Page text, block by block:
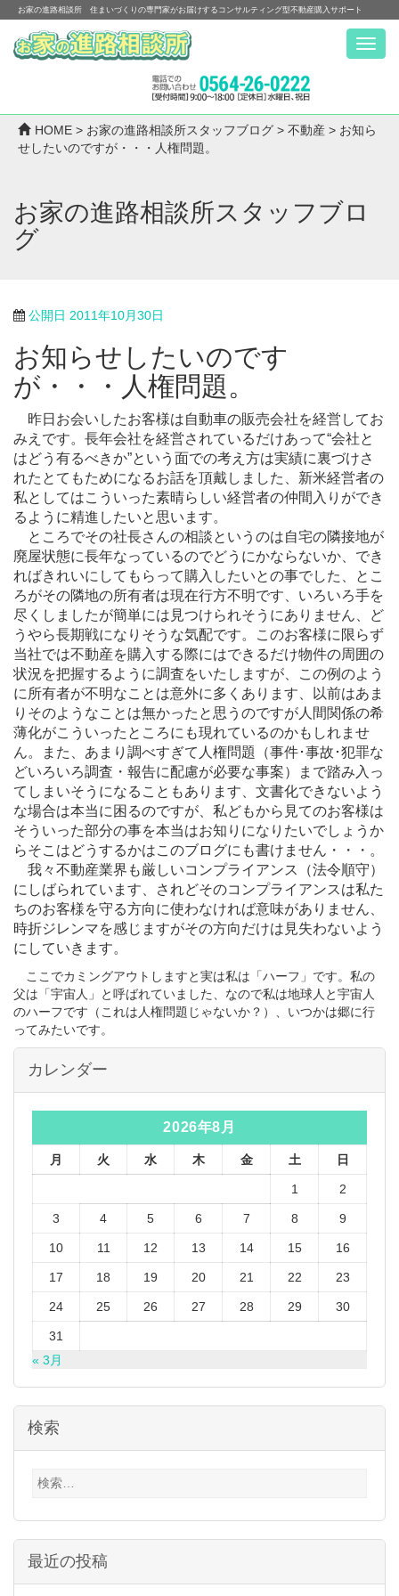
お家の進路相談所 住まいづくりの専門家がお届けするコンサルティング型不動産購入サポート
Menu
HOME > お家の進路相談所スタッフブログ > 不動産 > お知ら
せしたいのですが・・・人権問題。
お家の進路相談所スタッフブロ
グ
公開日 2011年10月30日
お知らせしたいのです
が・・・人権問題。
昨日お会いしたお客様は自動車の販売会社を経営してお
みえです。長年会社を経営されているだけあって“会社と
はどう有るべきか”という面での考え方は実績に裏づけさ
れたとてもためになるお話を頂戴しました、新米経営者の
私としてはこういった素晴らしい経営者の仲間入りができ
るように精進したいと思います。
ところでその社長さんの相談というのは自宅の隣接地が
廃屋状態に長年なっているのでどうにかならないか、でき
ればきれいにしてもらって購入したいとの事でした、とこ
ろがその隣地の所有者は現在行方不明です、いろいろ手を
尽くしましたが簡単には見つけられそうにありません、ど
うやら長期戦になりそうな気配です。このお客様に限らず
当社では不動産を購入する際にはできるだけ物件の周囲の
状況を把握するように調査をいたしますが、この例のよう
に所有者が不明なことは意外に多くあります、以前はあま
りそのようなことは無かったと思うのですが人間関係の希
薄化がこういったところにも現れているのかもしれませ
ん。また、あまり調べすぎて人権問題（事件･事故･犯罪な
どいろいろ調査・報告に配慮が必要な事案）まで踏み入っ
てしまいそうになることもあります、文書化できないよう
な場合は本当に困るのですが、私どもから見てのお客様は
そういった部分の事を本当はお知りになりたいでしょうか
らそこはどうするかはこのブログにも書けません・・・。
我々不動産業界も厳しいコンプライアンス（法令順守）
にしばられています、されどそのコンプライアンスは私た
ちのお客様を守る方向に使わなければ意味がありません、
時折ジレンマを感じますがその方向だけは見失わないよう
にしていきます。
ここでカミングアウトしますと実は私は「ハーフ」です。私の
父は「宇宙人」と呼ばれていました、なので私は地球人と宇宙人
のハーフです（これは人権問題じゃないか？）、いつかは郷に行
ってみたいです。
カレンダー
2026年8月
月 火 水 木 金 土 日
1 2
3 4 5 6 7 8 9
10 11 12 13 14 15 16
17 18 19 20 21 22 23
24 25 26 27 28 29 30
31
« 3月
検索
検
最近の投稿